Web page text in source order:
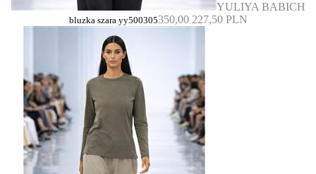
YULIYA BABICH
bluzka szara yy500305350,00 227,50 PLN